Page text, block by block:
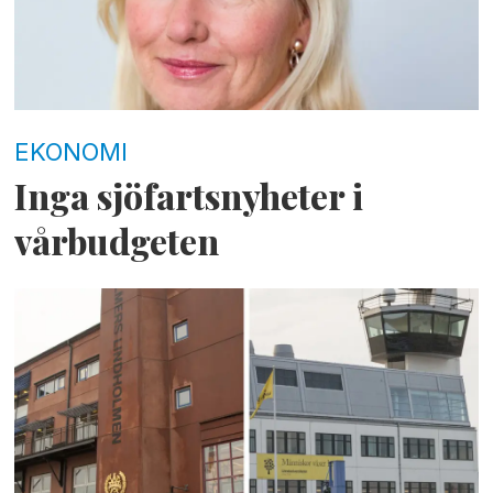
EKONOMI
Inga sjöfartsnyheter i
vårbudgeten